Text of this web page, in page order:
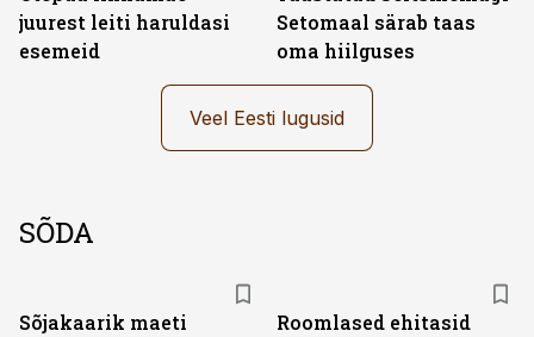
juurest leiti haruldasi
esemeid
Setomaal särab taas
oma hiilguses
Veel Eesti lugusid
SÕDA
Sõjakaarik maeti
Roomlased ehitasid